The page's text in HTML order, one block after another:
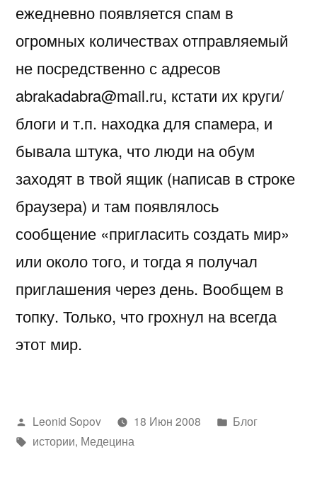
ежедневно появляется спам в
огромных количествах отправляемый
не посредственно с адресов
abrakadabra@mail.ru, кстати их круги/
блоги и т.п. находка для спамера, и
бывала штука, что люди на обум
заходят в твой ящик (написав в строке
браузера) и там появлялось
сообщение «пригласить создать мир»
или около того, и тогда я получал
приглашения через день. Вообщем в
топку. Только, что грохнул на всегда
этот мир.
Написано
автором
Leonid Sopov 18 Июн 2008
Написано
Блог
Метки:
истории, Медецина